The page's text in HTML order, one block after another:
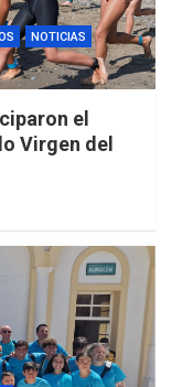
NOTICIAS
el
Virgen del